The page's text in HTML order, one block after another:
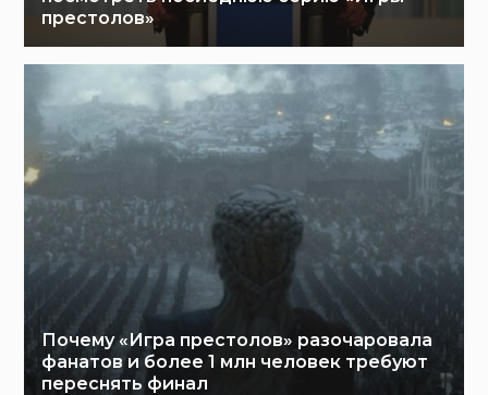
престолов»
Почему «Игра престолов» разочаровала
фанатов и более 1 млн человек требуют
переснять финал